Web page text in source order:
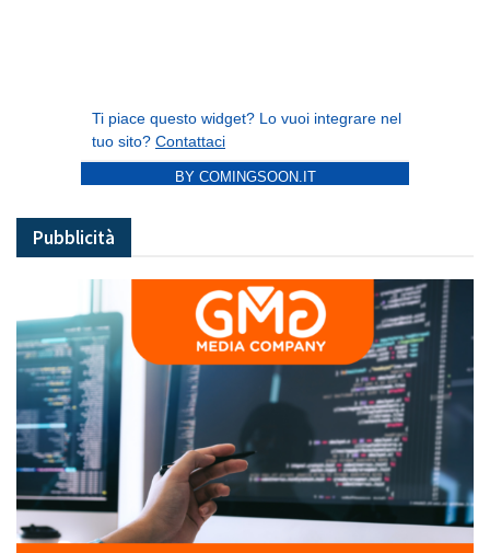
BY COMINGSOON.IT
Pubblicità